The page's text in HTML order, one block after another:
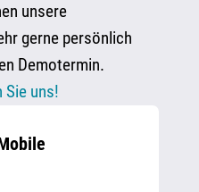
unsere
gerne persönlich
Demotermin.
Sie uns!